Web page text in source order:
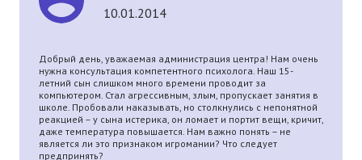
10.01.2014
Добрый день, уважаемая администрация центра! Нам очень
нужна консультация компетентного психолога. Наш 15-
летний сын слишком много времени проводит за
компьютером. Стал агрессивным, злым, пропускает занятия в
школе. Пробовали наказывать, но столкнулись с непонятной
реакцией – у сына истерика, он ломает и портит вещи, кричит,
даже температура повышается. Нам важно понять – не
является ли это признаком игромании? Что следует
предпринять?